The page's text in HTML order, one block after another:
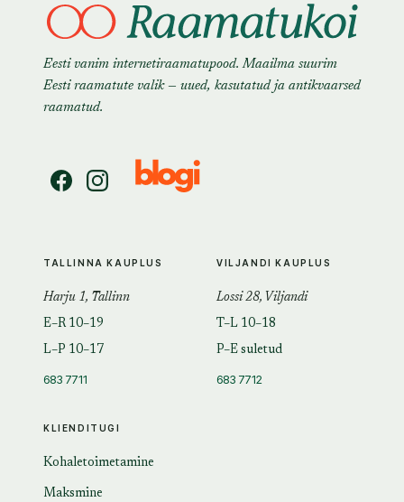
Eesti vanim internetiraamatupood. Maailma suurim
Eesti raamatute valik — uued, kasutatud ja antikvaarsed
raamatud.
KLIENDITUGI
Kohaletoimetamine
Maksmine
TALLINNA KAUPLUS
Harju 1, Tallinn
E–R 10–19
L–P 10–17
683 7711
VILJANDI KAUPLUS
Lossi 28, Viljandi
T–L 10–18
P–E suletud
683 7712